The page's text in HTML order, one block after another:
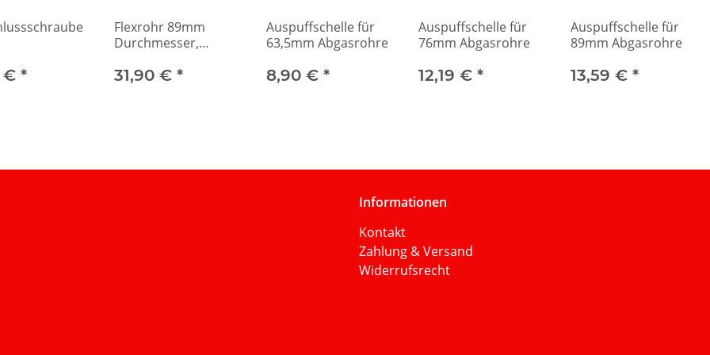
€ *
Flexrohr 89mm
Durchmesser,
31,90 € *
Auspuffschelle für
63,5mm Abgasrohre
8,90 € *
Auspuffschelle für
76mm Abgasrohre
12,19 € *
Auspuffschelle für
89mm Abgasrohre
13,59 € *
Informationen
Kontakt
Zahlung & Versand
Widerrufsrecht